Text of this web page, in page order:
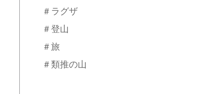
＃ラグザ
＃登山
＃旅
＃類推の山